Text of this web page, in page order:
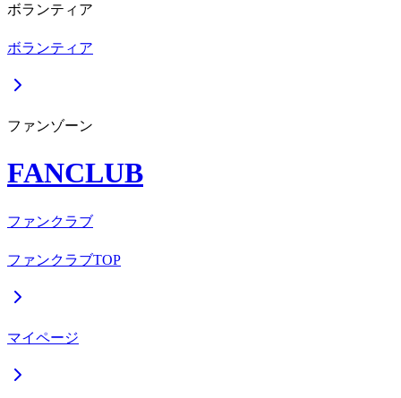
ボランティア
ボランティア
ファンゾーン
FANCLUB
ファンクラブ
ファンクラブTOP
マイページ